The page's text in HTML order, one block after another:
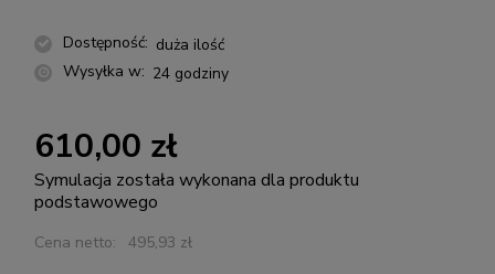
Dostępność: duża ilość
Wysyłka w: 24 godziny
610,00 zł
Symulacja została wykonana dla produktu
podstawowego
Cena netto: 495,93 zł